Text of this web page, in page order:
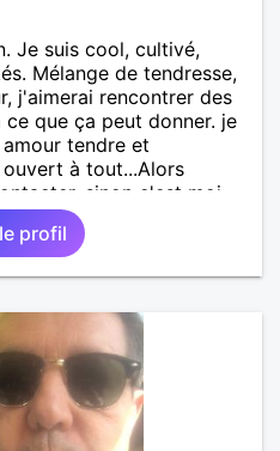
Je suis cool, cultivé,
Mélange de tendresse,
j'aimerai rencontrer des
que ça peut donner. je
tendre et
à tout...Alors
sinon c'est moi
être pas! je suis
profil